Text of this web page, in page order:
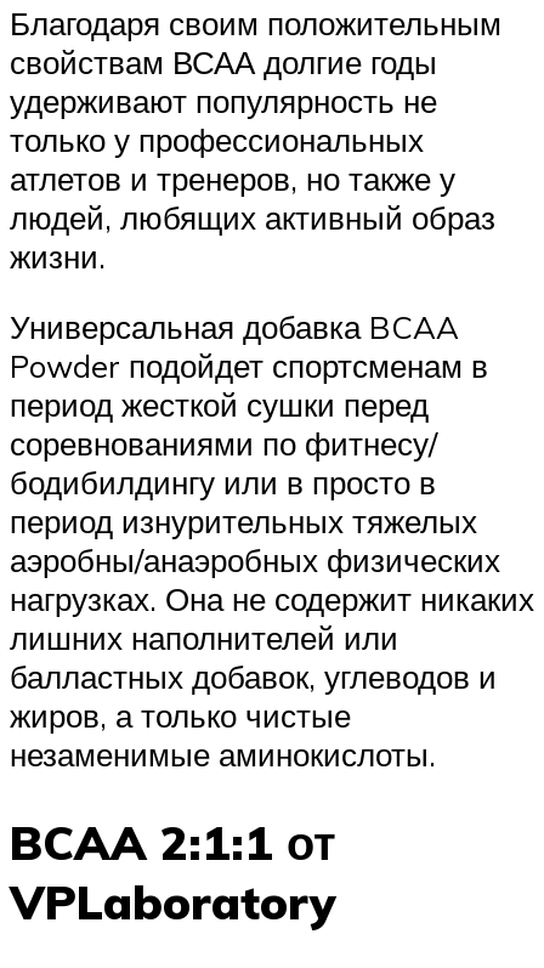
Благодаря своим положительным
свойствам ВСАА долгие годы
удерживают популярность не
только у профессиональных
атлетов и тренеров, но также у
людей, любящих активный образ
жизни.
Универсальная добавка BCAA
Powder подойдет спортсменам в
период жесткой сушки перед
соревнованиями по фитнесу/
бодибилдингу или в просто в
период изнурительных тяжелых
аэробны/анаэробных физических
нагрузках. Она не содержит никаких
лишних наполнителей или
балластных добавок, углеводов и
жиров, а только чистые
незаменимые аминокислоты.
BCAA 2:1:1 от
VPLaboratory